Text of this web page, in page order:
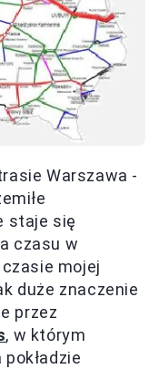
Warszawa -
staje się
czasu w
czasie mojej
duże znaczenie
przez
, w którym